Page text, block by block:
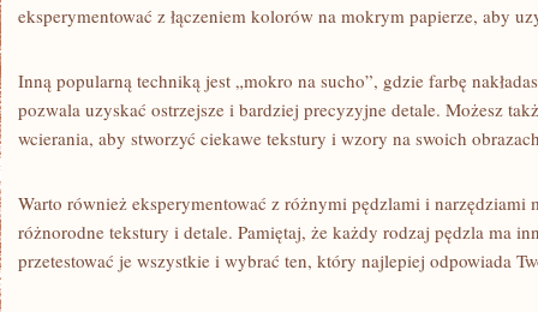
eksperymentować z łączeniem kolorów na ‍mokrym papierze, aby
Inną⁣ popularną techniką jest „mokro na sucho”, gdzie‍ farbę
pozwala uzyskać ‍ostrzejsze ‌i bardziej precyzyjne detale. Możesz
wcierania, aby stworzyć ciekawe tekstury i wzory na swoich
Warto również eksperymentować z​ różnymi pędzlami i narzędziami
różnorodne tekstury i detale. Pamiętaj, że każdy rodzaj pędzla ma
przetestować je wszystkie i wybrać‌ ten, który najlepiej odpowiada